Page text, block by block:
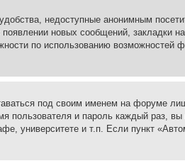
недоступные анонимным
новых сообщений, закладки
по использованию
под своим именем на форуме
пользователя и пароль каждый раз,
университете и т.п. Если пункт